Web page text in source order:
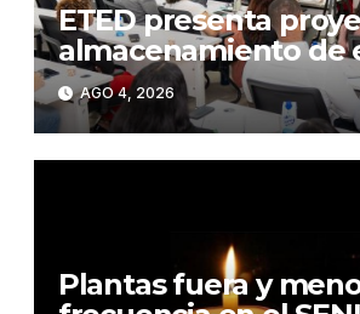
ETED presenta
almacenamiento de
mediante baterías
AGO 4, 2026
Plantas fuera y